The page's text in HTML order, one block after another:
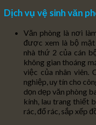
Dịch vụ vệ sinh văn
Văn phòng là nơi
được xem là bộ
nhà thứ 2 của cán
không gian thoáng
việc của nhân viên.
nghiệp, uy tín cho
dọn dẹp văn phòng
kính, lau trang thiết
rác, đổ rác, sắp xếp